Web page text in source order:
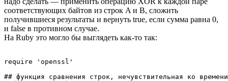
соответствующих байтов из строк A и B, сложить
получившиеся результаты и вернуть true, если сумма равна 0,
и false в противном случае.
На Ruby это могло бы выглядеть как-то так:
require 'openssl'
## функция сравнения строк, нечувствительная ко времени